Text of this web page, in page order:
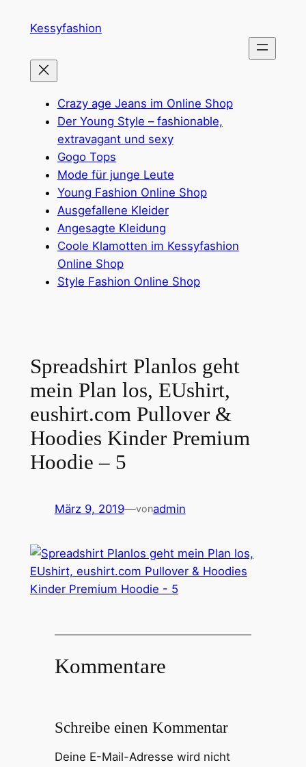
InhaltKessyfashion
Crazy age Jeans im Online Shop
Der Young Style – fashionable,
extravagant und sexy
Gogo Tops
Mode für junge Leute
Young Fashion Online Shop
Ausgefallene Kleider
Angesagte Kleidung
Coole Klamotten im Kessyfashion
Online Shop
Style Fashion Online Shop
Spreadshirt Planlos geht
mein Plan los, EUshirt,
eushirt.com Pullover &
Hoodies Kinder Premium
Hoodie – 5
März 9, 2019—vonadmin
Kommentare
Schreibe einen Kommentar
Deine E-Mail-Adresse wird nicht